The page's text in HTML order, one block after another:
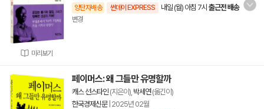
미리보기
양탄자배송 썬데이 EXPRESS 내일 (월) 아침 7시 출근전 배송
변경
페이머스: 왜 그들만 유명할까
캐스 선스타인 (지은이), 박세연(옮긴이)
한국경제신문| 2025년 02월